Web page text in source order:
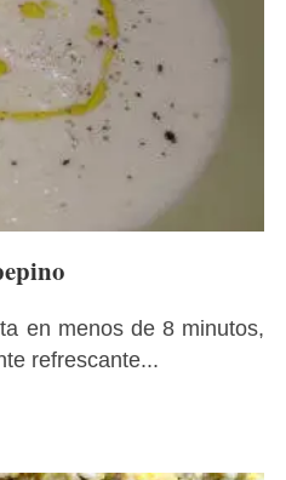
en menos de 8 minutos,
refrescante...